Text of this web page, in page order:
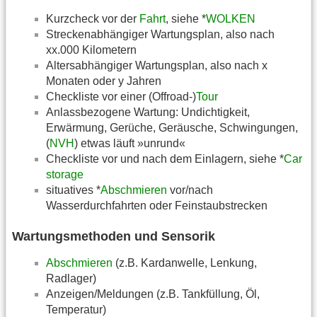
Kurzcheck vor der Fahrt, siehe *WOLKEN
Streckenabhängiger Wartungsplan, also nach
xx.000 Kilometern
Altersabhängiger Wartungsplan, also nach x
Monaten oder y Jahren
Checkliste vor einer (Offroad-)Tour
Anlassbezogene Wartung: Undichtigkeit,
Erwärmung, Gerüche, Geräusche, Schwingungen,
(NVH) etwas läuft »unrund«
Checkliste vor und nach dem Einlagern, siehe *Car
storage
situatives *Abschmieren vor/nach
Wasserdurchfahrten oder Feinstaubstrecken
Wartungsmethoden und Sensorik
Abschmieren (z.B. Kardanwelle, Lenkung,
Radlager)
Anzeigen/Meldungen (z.B. Tankfüllung, Öl,
Temperatur)